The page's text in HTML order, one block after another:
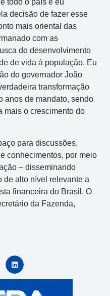
todo o país e eu
decisão de fazer esse
mais oriental das
com as
do desenvolvimento
de vida à população. Eu
do governador João
transformação
anos de mandato, sendo
mais o crescimento do
para discussões,
conhecimentos, por meio
– disseminando
de alto nível relevante a
financeira do Brasil. O
da Fazenda,